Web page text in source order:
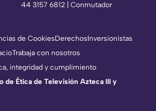
44 3157 6812 | Conmutador
de CookiesDerechosInversionistas
Trabaja con nosotros
integridad y cumplimiento
de Ética de Televisión Azteca III y